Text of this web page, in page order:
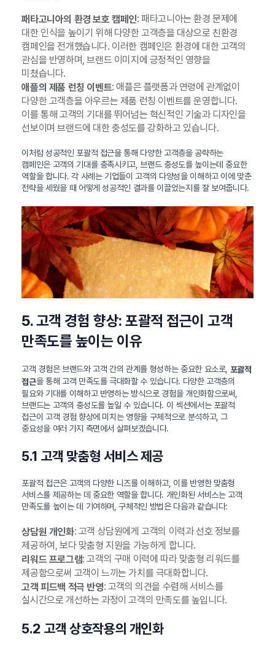
패타고니아의 환경 보호 캠페인: 패타고니아는 환경 문제에
대한 인식을 높이기 위해 다양한 고객층을 대상으로 친환경
캠페인을 전개했습니다. 이러한 캠페인은 환경에 대한 고객의
관심을 반영하며, 브랜드 이미지에 긍정적인 영향을
미쳤습니다.
애플의 제품 런칭 이벤트: 애플은 플랫폼과 연령에 관계없이
다양한 고객층을 아우르는 제품 런칭 이벤트를 운영합니다.
이를 통해 고객의 기대를 뛰어넘는 혁신적인 기술과 디자인을
선보이며 브랜드에 대한 충성도를 강화하고 있습니다.
이처럼 성공적인 포괄적 접근을 통해 다양한 고객층을 공략하는
캠페인은 고객의 기대를 충족시키고, 브랜드 충성도를 높이는데 중요한
역할을 합니다. 각 사례는 기업들이 고객의 다양성을 이해하고 이에 맞춘
전략을 세웠을 때 어떻게 성공적인 결과를 이끌었는지를 잘 보여줍니다.
5. 고객 경험 향상: 포괄적 접근이 고객
만족도를 높이는 이유
고객 경험은 브랜드와 고객 간의 관계를 형성하는 중요한 요소로, 포괄적
접근을 통해 고객 만족도를 극대화할 수 있습니다. 다양한 고객층의
필요와 기대를 이해하고 반영하는 방식으로 경험을 개인화함으로써,
브랜드는 고객의 충성도를 높일 수 있습니다. 이 섹션에서는 포괄적
접근이 고객 경험 향상에 미치는 영향을 구체적으로 분석하고, 그
중요성을 여러 가지 측면에서 살펴보겠습니다.
5.1 고객 맞춤형 서비스 제공
포괄적 접근은 고객의 다양한 니즈를 이해하고, 이를 반영한 맞춤형
서비스를 제공하는 데 중요한 역할을 합니다. 개인화된 서비스는 고객
만족도를 높이는 데 기여하며, 구체적인 방법은 다음과 같습니다:
상담원 개인화: 고객 상담원에게 고객의 이력과 선호 정보를
제공하여, 보다 맞춤형 지원을 가능하게 합니다.
리워드 프로그램: 고객의 구매 이력에 따라 맞춤형 리워드를
제공함으로써 고객이 느끼는 가치를 극대화합니다.
고객 피드백 적극 반영: 고객의 의견을 수렴해 서비스를
실시간으로 개선하는 과정이 고객의 만족도를 높입니다.
5.2 고객 상호작용의 개인화